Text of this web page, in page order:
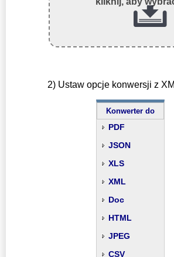
2) Ustaw opcje konwersji z
Konwerter do
PDF
JSON
XLS
XML
Doc
HTML
JPEG
CSV